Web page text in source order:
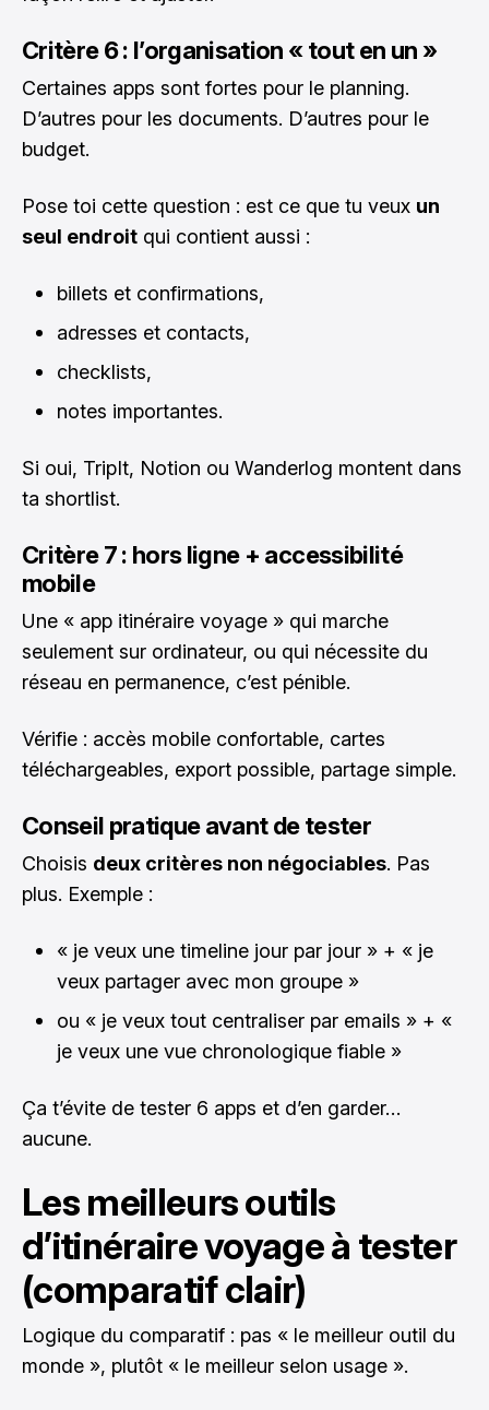
Critère 6 : l’organisation « tout en un »
Certaines apps sont fortes pour le planning.
D’autres pour les documents. D’autres pour le
budget.
Pose toi cette question : est ce que tu veux un
seul endroit qui contient aussi :
billets et confirmations,
adresses et contacts,
checklists,
notes importantes.
Si oui, TripIt, Notion ou Wanderlog montent dans
ta shortlist.
Critère 7 : hors ligne + accessibilité
mobile
Une « app itinéraire voyage » qui marche
seulement sur ordinateur, ou qui nécessite du
réseau en permanence, c’est pénible.
Vérifie : accès mobile confortable, cartes
téléchargeables, export possible, partage simple.
Conseil pratique avant de tester
Choisis deux critères non négociables. Pas
plus. Exemple :
« je veux une timeline jour par jour » + « je
veux partager avec mon groupe »
ou « je veux tout centraliser par emails » + «
je veux une vue chronologique fiable »
Ça t’évite de tester 6 apps et d’en garder…
aucune.
Les meilleurs outils
d’itinéraire voyage à tester
(comparatif clair)
Logique du comparatif : pas « le meilleur outil du
monde », plutôt « le meilleur selon usage ».